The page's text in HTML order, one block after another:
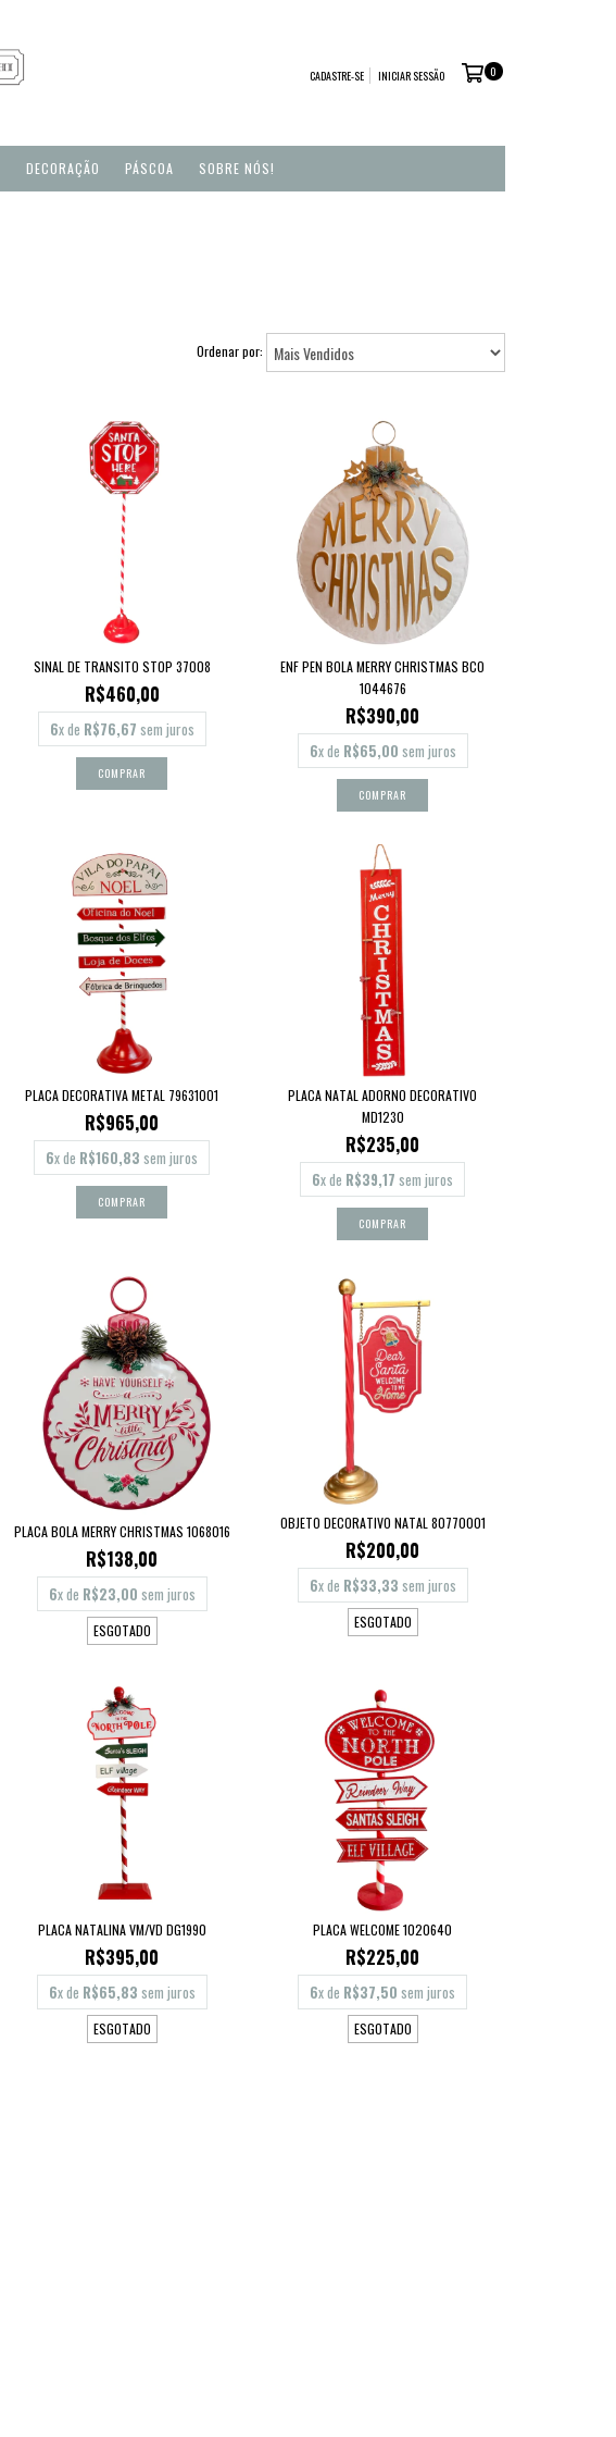
CADASTRE-SE INICIAR SESSÃO 0
DECORAÇÃO PÁSCOA SOBRE NÓS!
Ordenar por:
SINAL DE TRANSITO STOP 37008
R$460,00
6x de R$76,67 sem juros
ENF PEN BOLA MERRY CHRISTMAS BCO
1044676
R$390,00
6x de R$65,00 sem juros
PLACA DECORATIVA METAL 79631001
R$965,00
6x de R$160,83 sem juros
PLACA NATAL ADORNO DECORATIVO
MD1230
R$235,00
6x de R$39,17 sem juros
PLACA BOLA MERRY CHRISTMAS 1068016
R$138,00
6x de R$23,00 sem juros
ESGOTADO
OBJETO DECORATIVO NATAL 80770001
R$200,00
6x de R$33,33 sem juros
ESGOTADO
PLACA NATALINA VM/VD DG1990
R$395,00
6x de R$65,83 sem juros
ESGOTADO
PLACA WELCOME 1020640
R$225,00
6x de R$37,50 sem juros
ESGOTADO